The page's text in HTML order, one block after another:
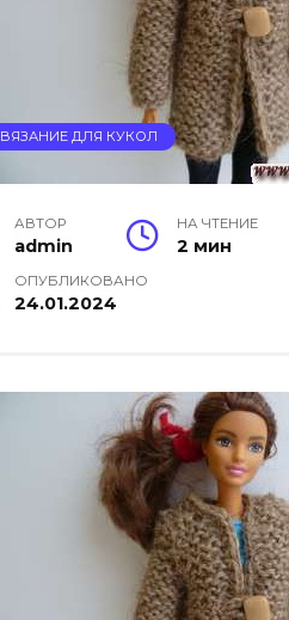
ВЯЗАНИЕ ДЛЯ КУКОЛ
АВТОР
admin
НА ЧТЕНИЕ
2 мин
ОПУБЛИКОВАНО
24.01.2024